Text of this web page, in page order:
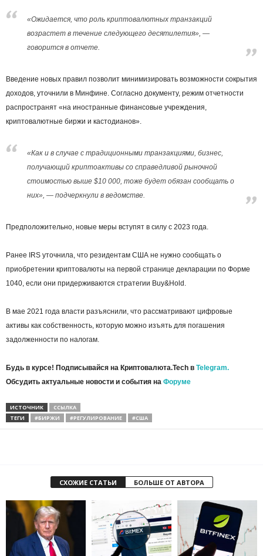
«Ожидается, что роль криптовалютных транзакций
возрастет в течение следующего десятилетия», —
говорится в отчете.
Введение новых правил позволит минимизировать возможности сокрытия
доходов, уточнили в Минфине. Согласно документу, режим отчетности
распространят «на иностранные финансовые учреждения,
криптовалютные биржи и кастодианов».
«Как и в случае с традиционными транзакциями, бизнес,
получающий криптоактивы со справедливой рыночной
стоимостью выше $10 000, тоже будет обязан сообщать о
них», — подчеркнули в ведомстве.
Предположительно, новые меры вступят в силу с 2023 года.
Ранее IRS уточнила, что резидентам США не нужно сообщать о
приобретении криптовалюты на первой странице декларации по Форме
1040, если они придерживаются стратегии Buy&Hold.
В мае 2021 года власти разъяснили, что рассматривают цифровые
активы как собственность, которую можно изъять для погашения
задолженности по налогам.
Будь в курсе! Подписывайся на Криптовалюта.Tech в Telegram.
Обсудить актуальные новости и события на Форуме
ИСТОЧНИК
ССЫЛКА
ТЕГИ
#БИРЖИ #РЕГУЛИРОВАНИЕ #США
СХОЖИЕ СТАТЬИ БОЛЬШЕ ОТ АВТОРА